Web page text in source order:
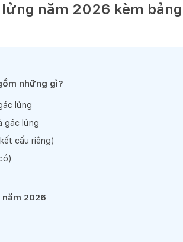
năm 2026 kèm
những gì?
lửng
gác lửng
cấu riêng)
2026